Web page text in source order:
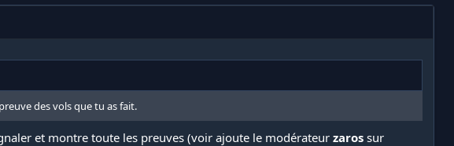
des vols que tu as fait.
et montre toute les preuves (voir ajoute le modérateur zaros sur